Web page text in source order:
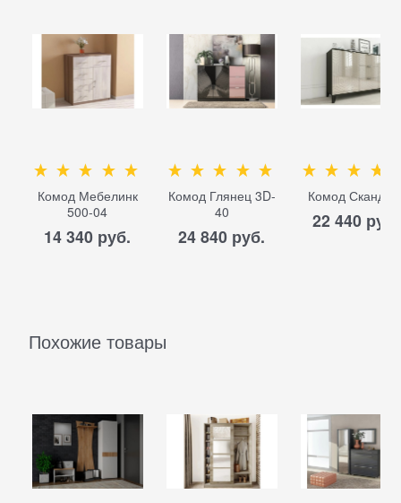
Комод Мебелинк
500-04
14 340 руб.
Комод Глянец 3D-
40
24 840 руб.
Комод Сканди-
22 440 руб.
Похожие товары